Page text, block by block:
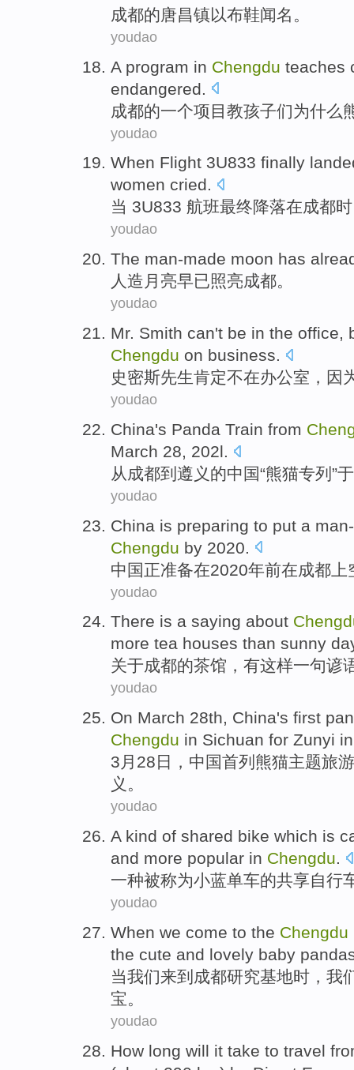
成都的唐昌镇以布鞋闻名。
youdao
A program in Chengdu teaches
endangered.
成都的一个项目教孩子们为什么
youdao
When Flight 3U833 finally
women cried.
当 3U833 航班最终降落在成都
youdao
The man-made moon has
人 造月亮早已照亮成都。
youdao
Mr. Smith can't be in the office,
Chengdu on business.
史密斯先生肯定不在办公室，因
youdao
China's Panda Train from
March 28, 202l.
从 成都到遵义的中国“熊猫专列”
youdao
China is preparing to put a
Chengdu by 2020.
中国正准备在2020年前在成都
youdao
There is a saying about
more tea houses than sunny
关于成都的茶馆，有这样一句谚
youdao
On March 28th, China's first
Chengdu in Sichuan for Zunyi
3 月28日，中国首列熊猫主题旅
义。
youdao
Akind of shared bike which is
and more popular in Chengdu.
一种被称为小蓝单车的共享自行
youdao
When we come to the Chengdu
the cute and lovely baby
当我们来到成都研究基地时，我
宝。
youdao
How long will it take to travel